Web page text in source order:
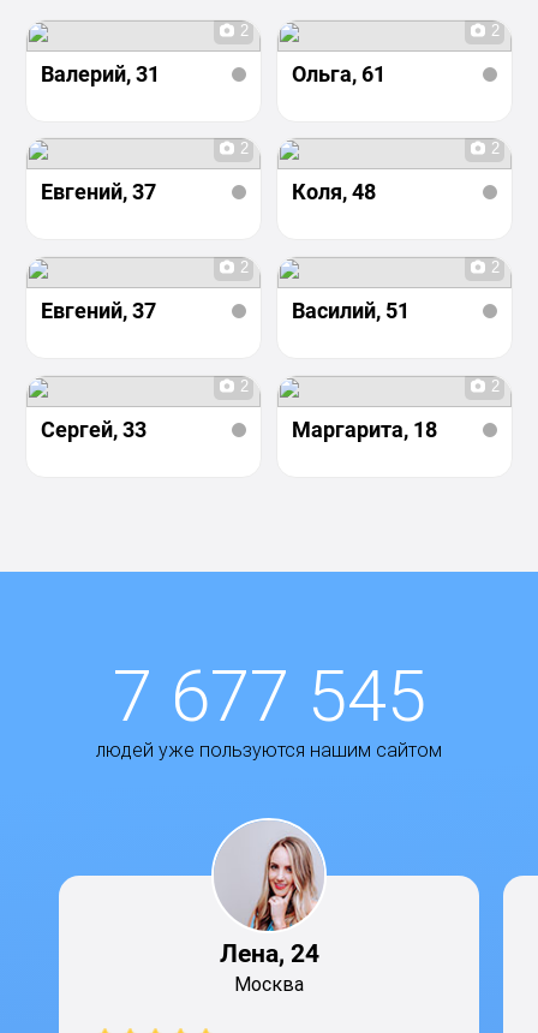
2
Валерий, 31
2
Ольга, 61
2
Евгений, 37
2
Коля, 48
2
Евгений, 37
2
Василий, 51
2
Сергей, 33
2
Маргарита, 18
7 677 545
людей уже пользуются нашим сайтом
Лена, 24
Москва